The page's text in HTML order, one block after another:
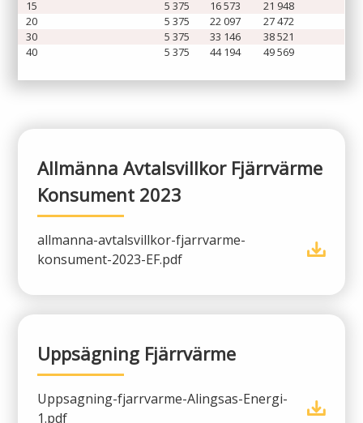
15 5 375 16 573
21 948
20
5 375 22 097
27 472
30
5 375 33 146
38 521
40
5 375 44 194 49 569
Allmänna Avtalsvillkor Fjärrvärme
Konsument 2023
allmanna-avtalsvillkor-fjarrvarme-
konsument-2023-EF.pdf
Uppsägning Fjärrvärme
Uppsagning-fjarrvarme-Alingsas-Energi-
1.pdf